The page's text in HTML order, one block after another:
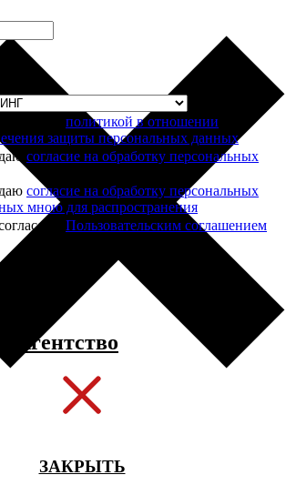
с политикой в отношении
защиты персональных данных
согласие на обработку персональных
согласие на обработку персональных
мною для распространения
с Пользовательским соглашением
Агентство
ЗАКРЫТЬ